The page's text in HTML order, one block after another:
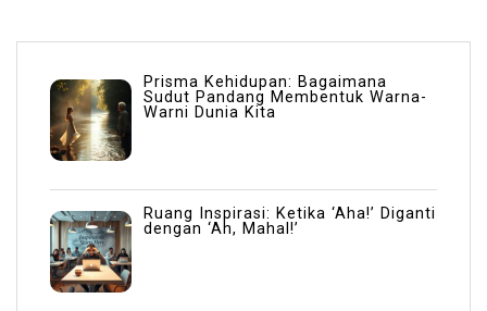
Prisma Kehidupan: Bagaimana
Sudut Pandang Membentuk Warna-
Warni Dunia Kita
Ruang Inspirasi: Ketika ‘Aha!’ Diganti
dengan ‘Ah, Mahal!’